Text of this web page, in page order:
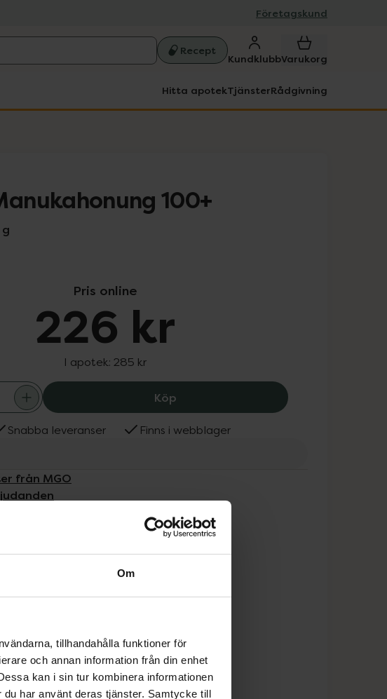
Om
tillhandahålla funktioner för
och annan information från din enhet
kan i sin tur kombinera informationen
har använt deras tjänster. Samtycke till
Företagskund
Recept
KundklubbVarukorg
Hitta apotekTjänsterRådgivning
100+
Pris online
226 kr
I apotek: 285 kr
Köp MGO Manukahonung 100+, 226 kr.
Snabba leveranser Finns i webblager
från MGO